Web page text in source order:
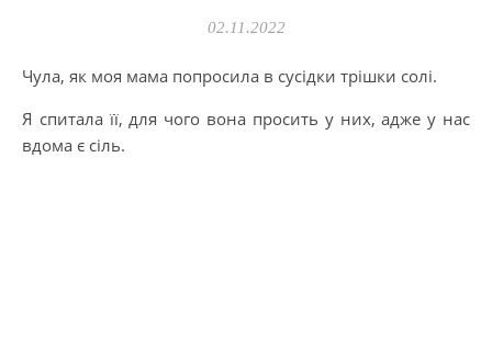
02.11.2022
Чула, як моя мама попросила в сусідки трішки солі.
Я спитала її, для чого вона просить у них, адже у нас
вдома є сіль.